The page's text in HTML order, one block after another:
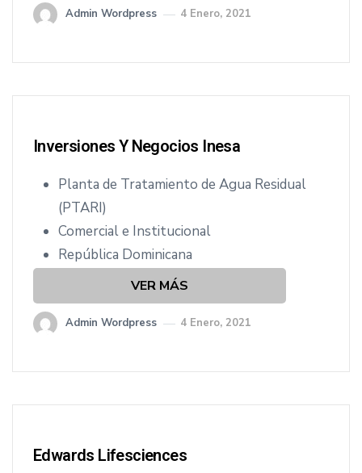
Admin Wordpress 4 Enero, 2021
Inversiones Y Negocios Inesa
Planta de Tratamiento de Agua Residual
(PTARI)
Comercial e Institucional
República Dominicana
VER MÁS
Admin Wordpress 4 Enero, 2021
Edwards Lifesciences